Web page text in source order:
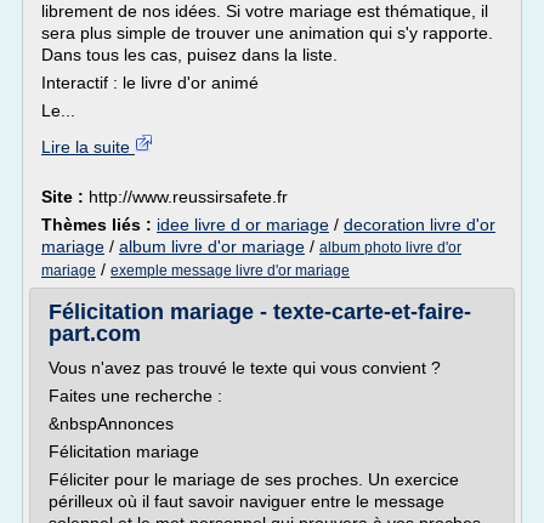
librement de nos idées. Si votre mariage est thématique, il
sera plus simple de trouver une animation qui s'y rapporte.
Dans tous les cas, puisez dans la liste.
Interactif : le livre d'or animé
Le...
Lire la suite
Site : http://www.reussirsafete.fr
Thèmes liés : idee livre d or mariage / decoration livre d'or
mariage / album livre d'or mariage / album photo livre d'or
mariage / exemple message livre d'or mariage
Félicitation mariage - texte-carte-et-faire-
part.com
Vous n'avez pas trouvé le texte qui vous convient ?
Faites une recherche :
&nbspAnnonces
Félicitation mariage
Féliciter pour le mariage de ses proches. Un exercice
périlleux où il faut savoir naviguer entre le message